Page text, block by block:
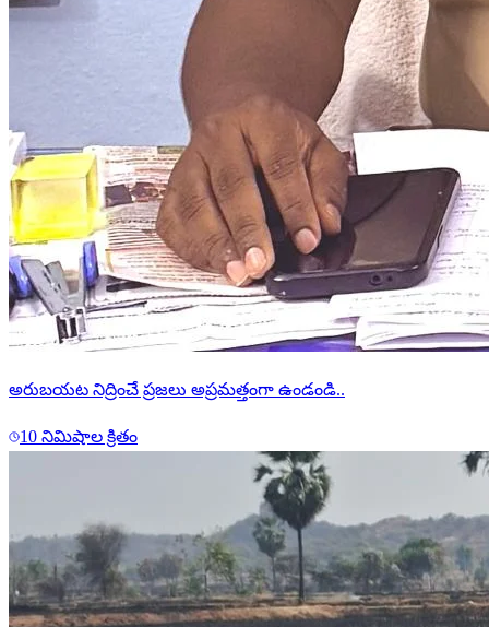
అరుబయట నిద్రించే ప్రజలు అప్రమత్తంగా ఉండండి..
10 నిమిషాల క్రితం